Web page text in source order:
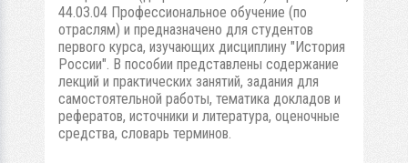
44.03.04 Профессиональное обучение (по
отраслям) и предназначено для студентов
первого курса, изучающих дисциплину "История
России". В пособии представлены содержание
лекций и практических занятий, задания для
самостоятельной работы, тематика докладов и
рефератов, источники и литература, оценочные
средства, словарь терминов.